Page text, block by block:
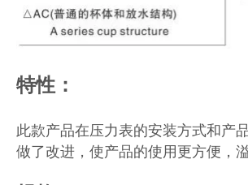
特性：
此款产品在压力表的安装方式和产
做了改进，使产品的使用更方便，